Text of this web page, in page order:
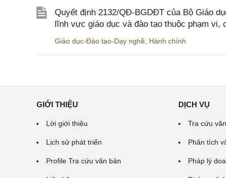
Quyết định 2132/QĐ-BGDĐT của Bộ Giáo
lĩnh vực giáo dục và đào tạo thuộc phạm
Giáo dục-Đào tạo-Dạy nghề Hành chính
GIỚI THIỆU
Lời giới thiệu
Lịch sử phát triển
Profile Tra cứu văn bản
DỊCH VỤ
Tra cứu
Phân tích
Pháp lý